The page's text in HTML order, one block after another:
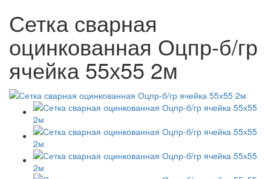
Сетка сварная
оцинкованная Оцпр-б/гр
ячейка 55х55 2м